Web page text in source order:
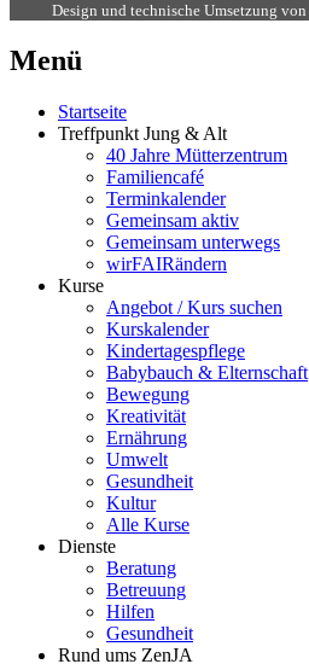
Design und technische Umsetzung von
Menü
Startseite
Treffpunkt Jung & Alt
40 Jahre Mütterzentrum
Familiencafé
Terminkalender
Gemeinsam aktiv
Gemeinsam unterwegs
wirFAIRändern
Kurse
Angebot / Kurs suchen
Kurskalender
Kindertagespflege
Babybauch & Elternschaft
Bewegung
Kreativität
Ernährung
Umwelt
Gesundheit
Kultur
Alle Kurse
Dienste
Beratung
Betreuung
Hilfen
Gesundheit
Rund ums ZenJA